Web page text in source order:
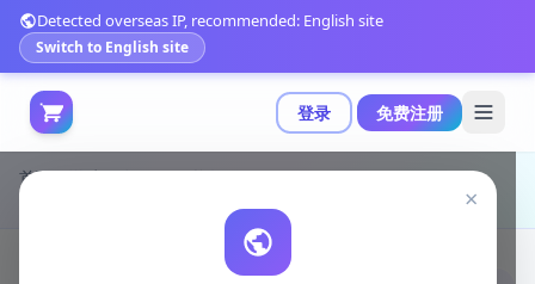
登录 免费注册
Detected overseas IP, recommended: English site
Switch to English site
×
首页 游戏开发 unity资源
Unity 3D-Models